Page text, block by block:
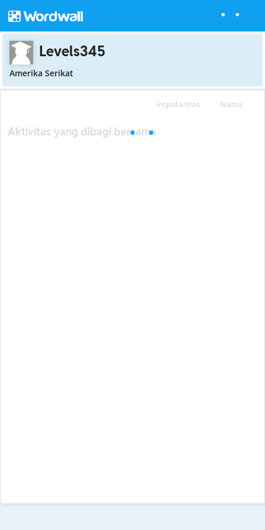
Levels345
Amerika Serikat
Popularitas Nama
Aktivitas yang dibagi bersama